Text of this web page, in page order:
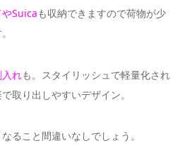
Suicaも収納できますので荷物が少
れも。スタイリッシュで軽量化され
取り出しやすいデザイン。
ること間違いなしでしょう。